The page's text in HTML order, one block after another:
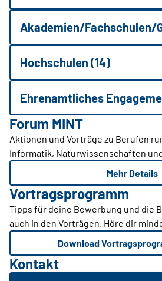
Akademien/Fachschulen/
Hochschulen (14)
Ehrenamtliches
Forum MINT
Aktionen und Vorträge zu Berufen
Informatik, Naturwissenschaften
Mehr Details
Vortragsprogramm
Tipps für deine Bewerbung und die
auch in den Vorträgen. Höre dir
Download
Kontakt